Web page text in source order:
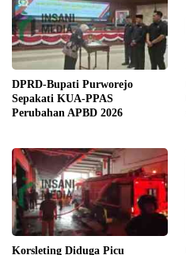
DPRD-Bupati Purworejo
Sepakati KUA-PPAS
Perubahan APBD 2026
Korsleting Diduga Picu